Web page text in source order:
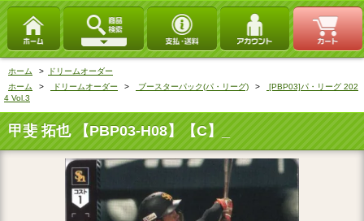
ホーム >
ドリームオーダー
ホーム
> ドリームオーダー > ブースターパック(パ・リーグ) >
[PBP03]パ・リーグ 202
4 Vol.3
甲斐 拓也 【PBP03-H08】【C】_